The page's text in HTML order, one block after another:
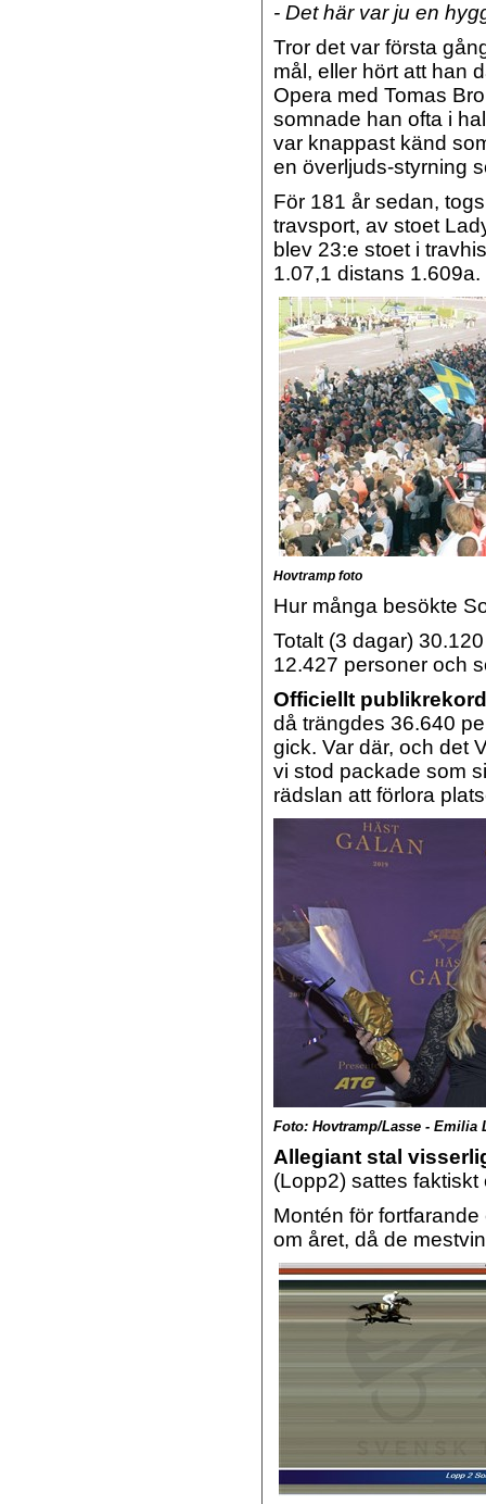
- Det här var ju en
Tror det var första
mål, eller hört att han
Opera med Tomas
somnade han ofta i
var knappast känd
en överljuds-styrning
För 181 år sedan,
travsport, av stoet
blev 23:e stoet i
1.07,1 distans 1.609a.
Hovtramp foto
Hur många besökte
Totalt (3 dagar)
12.427 personer och
Officiellt publikrekord
då trängdes 36.640
gick. Var där, och det
vi stod packade som
rädslan att förlora
Foto: Hovtramp/Lasse - Emilia
Allegiant stal
(Lopp2) sattes
Montén för
om året, då de